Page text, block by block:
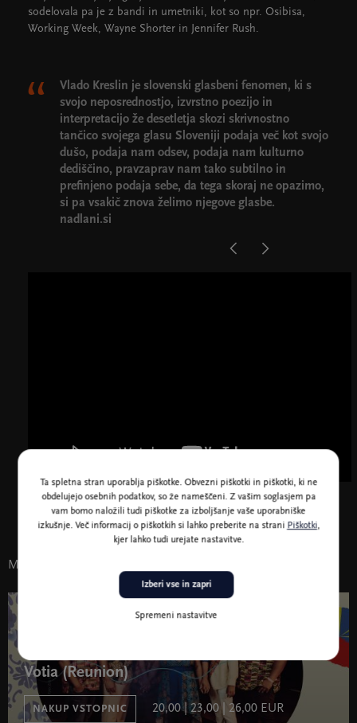
sodelovala pa je z bandi in umetniki, kot so npr. Osibisa,
Working Week, Wayne Shorter in Jennifer Rush.
Vlado Kreslin je slovenski glasbeni fenomen, ki s
svojo neposrednostjo, izvrstno poezijo in
interpretacijo že desetletja skozi skrivnostno
tančico svojega glasu Sloveniji podaja več kot svojo
dušo, podaja nam odsev, podaja nam kulturno
dediščino, pravzaprav nam tako subtilno in
prefinjeno podaja sebe, da tega skoraj ne opazimo,
si pa vsakič znova želimo njegove glasbe.
nadlani.si
Morda vas zanima tudi
Votia (Reunion)
NAKUP VSTOPNIC 20,00 | 23,00 | 26,00 EUR
Ta spletna stran uporablja piškotke. Obvezni piškotki in piškotki, ki ne
obdelujejo osebnih podatkov, so že nameščeni. Z vašim soglasjem pa
vam bomo naložili tudi piškotke za izboljšanje vaše uporabniške
izkušnje. Več informacij o piškotkih si lahko preberite na strani Piškotki,
kjer lahko tudi urejate nastavitve.
Spremeni nastavitve
Izberi vse in zapri